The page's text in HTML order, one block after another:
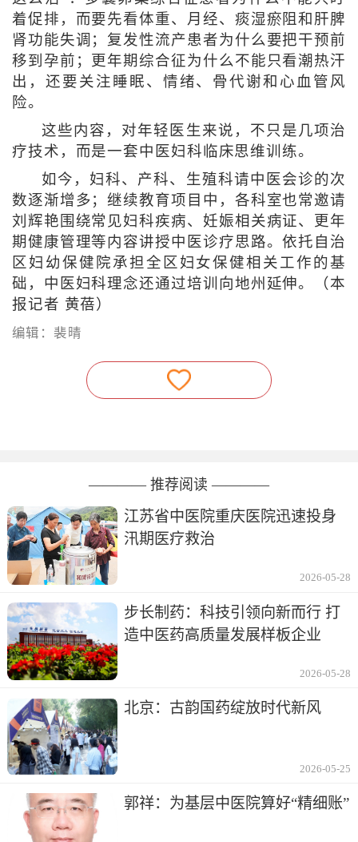
着促排，而要先看体重、月经、痰湿瘀阻和肝脾
肾功能失调；复发性流产患者为什么要把干预前
移到孕前；更年期综合征为什么不能只看潮热汗
出，还要关注睡眠、情绪、骨代谢和心血管风
险。
这些内容，对年轻医生来说，不只是几项治
疗技术，而是一套中医妇科临床思维训练。
如今，妇科、产科、生殖科请中医会诊的次
数逐渐增多；继续教育项目中，各科室也常邀请
刘辉艳围绕常见妇科疾病、妊娠相关病证、更年
期健康管理等内容讲授中医诊疗思路。依托自治
区妇幼保健院承担全区妇女保健相关工作的基
础，中医妇科理念还通过培训向地州延伸。（本
报记者 黄蓓）
编辑：裴晴
———— 推荐阅读 ————
江苏省中医院重庆医院迅速投身
汛期医疗救治
2026-05-28
步长制药：科技引领向新而行 打
造中医药高质量发展样板企业
2026-05-28
北京：古韵国药绽放时代新风
2026-05-25
郭祥：为基层中医院算好“精细账”